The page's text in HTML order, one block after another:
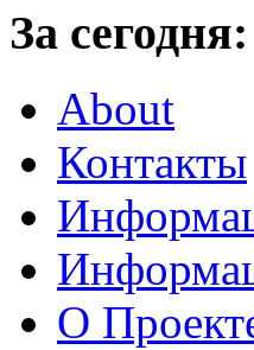
За сегодня:
About
Контакты
О